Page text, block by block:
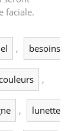
faciale.
, besoins
couleurs ,
, lunette